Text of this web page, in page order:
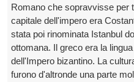
Romano che sopravvisse per
capitale dell'impero era
stata poi rinominata Istanbul
ottomana. Il greco era la
dell'Impero bizantino. La
furono d'altronde una parte